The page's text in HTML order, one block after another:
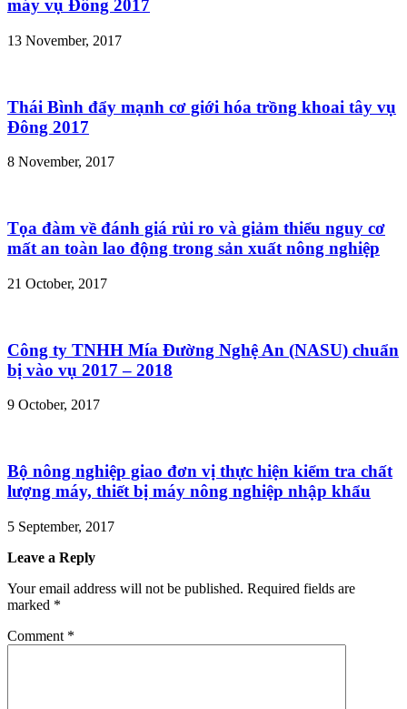
máy vụ Đông 2017
13 November, 2017
Thái Bình đẩy mạnh cơ giới hóa trồng khoai tây vụ
Đông 2017
8 November, 2017
Tọa đàm về đánh giá rủi ro và giảm thiểu nguy cơ
mất an toàn lao động trong sản xuất nông nghiệp
21 October, 2017
Công ty TNHH Mía Đường Nghệ An (NASU) chuẩn
bị vào vụ 2017 – 2018
9 October, 2017
Bộ nông nghiệp giao đơn vị thực hiện kiểm tra chất
lượng máy, thiết bị máy nông nghiệp nhập khẩu
5 September, 2017
Leave a Reply
Your email address will not be published. Required fields are
marked *
Comment *